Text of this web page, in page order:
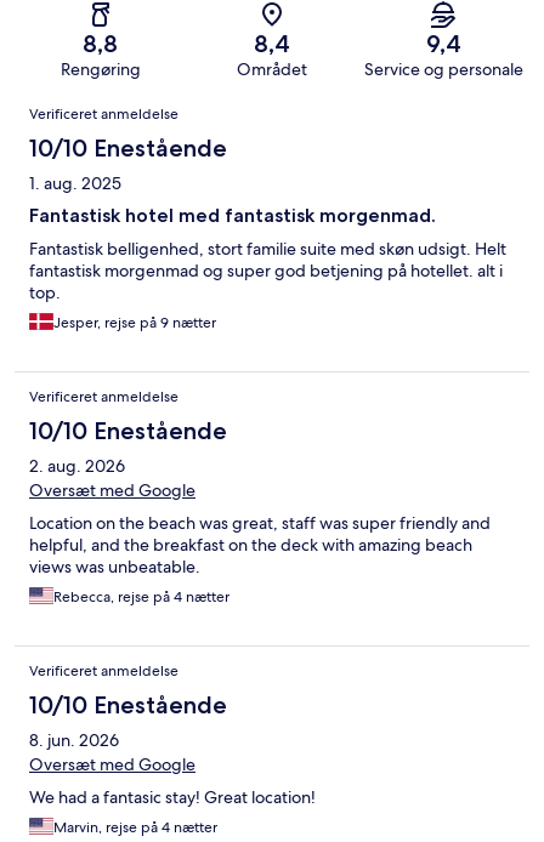
8,8
Rengøring
8,4
Området
9,4
Service og personale
Anmeldelser
Verificeret anmeldelse
10/10 Enestående
1. aug. 2025
Fantastisk hotel med fantastisk morgenmad.
Fantastisk belligenhed, stort familie suite med skøn udsigt. Helt
fantastisk morgenmad og super god betjening på hotellet. alt i
top.
Jesper, rejse på 9 nætter
Verificeret anmeldelse
10/10 Enestående
2. aug. 2026
Oversæt med Google
Location on the beach was great, staff was super friendly and
helpful, and the breakfast on the deck with amazing beach
views was unbeatable.
Rebecca, rejse på 4 nætter
Verificeret anmeldelse
10/10 Enestående
8. jun. 2026
Oversæt med Google
We had a fantasic stay! Great location!
Marvin, rejse på 4 nætter